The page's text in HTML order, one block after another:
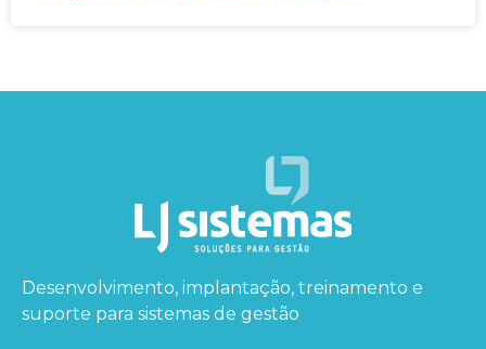
Desenvolvimento, implantação, treinamento e
suporte para sistemas de gestão